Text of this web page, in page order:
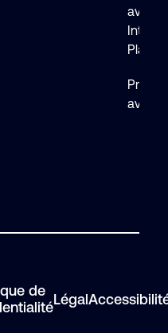
avec
avec
de Légal